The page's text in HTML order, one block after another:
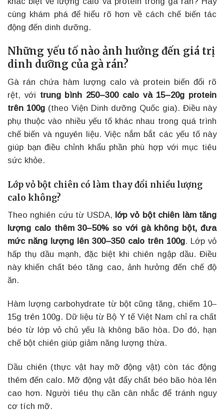
cùng khám phá để hiểu rõ hơn về cách chế biến tác
động đến dinh dưỡng.
Những yếu tố nào ảnh hưởng đến giá trị
dinh dưỡng của gà rán?
Gà rán chứa hàm lượng calo và protein biến đổi rõ
rệt, với trung bình 250–300 calo và 15–20g protein
trên 100g (theo Viện Dinh dưỡng Quốc gia). Điều này
phụ thuộc vào nhiều yếu tố khác nhau trong quá trình
chế biến và nguyên liệu. Việc nắm bắt các yếu tố này
giúp bạn điều chỉnh khẩu phần phù hợp với mục tiêu
sức khỏe.
Lớp vỏ bột chiên có làm thay đổi nhiều lượng
calo không?
Theo nghiên cứu từ USDA, lớp vỏ bột chiên làm tăng
lượng calo thêm 30–50% so với gà không bột, đưa
mức năng lượng lên 300–350 calo trên 100g. Lớp vỏ
hấp thụ dầu mạnh, đặc biệt khi chiên ngập dầu. Điều
này khiến chất béo tăng cao, ảnh hưởng đến chế độ
ăn.
Hàm lượng carbohydrate từ bột cũng tăng, chiếm 10–
15g trên 100g. Dữ liệu từ Bộ Y tế Việt Nam chỉ ra chất
béo từ lớp vỏ chủ yếu là không bão hòa. Do đó, hạn
chế bột chiên giúp giảm năng lượng thừa.
Dầu chiên (thực vật hay mỡ động vật) còn tác động
thêm đến calo. Mỡ động vật đẩy chất béo bão hòa lên
cao hơn. Người tiêu thụ cần cân nhắc để tránh nguy
cơ tích mỡ.